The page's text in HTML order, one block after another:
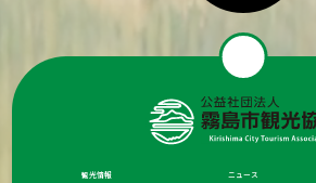
観光情報 ニュース